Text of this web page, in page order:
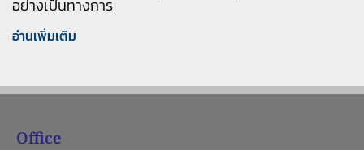
อย่างเป็นทางการ
อ่านเพิ่มเติม
Office